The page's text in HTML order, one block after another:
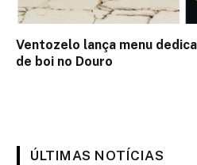
Ventozelo lança menu
de boi no Douro
ÚLTIMAS NOTÍCIAS